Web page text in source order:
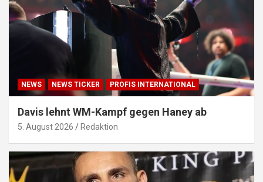
NEWS NEWS TICKER PROFIS INTERNATIONAL
Davis lehnt WM-Kampf gegen Haney ab
5. August 2026 Redaktion